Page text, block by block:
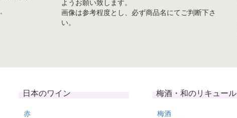
ようお願い致します。
画像は参考程度とし、必ず商品名にてご判断下さ
い。
日本のワイン
赤
梅酒・和のリキュール
梅酒